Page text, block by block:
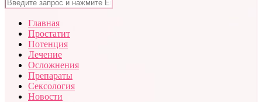
Главная
Простатит
Потенция
Лечение
Осложнения
Препараты
Сексология
Новости